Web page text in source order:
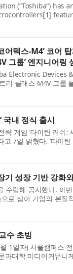
(“Toshiba”) has
that enhance
어텍스-M4’ 코어
그룹’ 엔지니어링
Electronic Devices
리 클래스 M4V 그룹
M4(Arm® Cortex®-
국내 정식 출시
략 게임 ‘타이탄 러쉬:
7일 밝혔다. ‘타이탄
난처 운영 등을 결합한
성장 기반 강화
수립해 공시했다. 이
로 삼아 기업의 본질
적으로 수익성 강화를
수 초빙
1일자) 서울캠퍼스
과대학 미디어커뮤니
하며, 문화콘텐츠학